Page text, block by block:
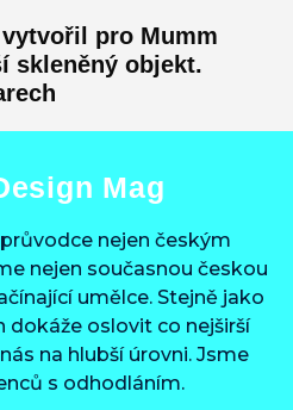
pro Mumm
skleněný objekt.
Mag
nejen českým
nejen současnou českou
umělce. Stejně jako
dokáže oslovit co nejširší
na hlubší úrovni. Jsme
s odhodláním.